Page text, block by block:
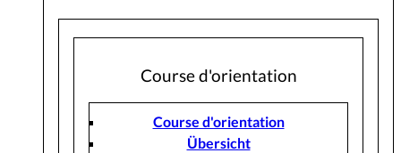
Course d'orientation
Course d'orientation
Übersicht